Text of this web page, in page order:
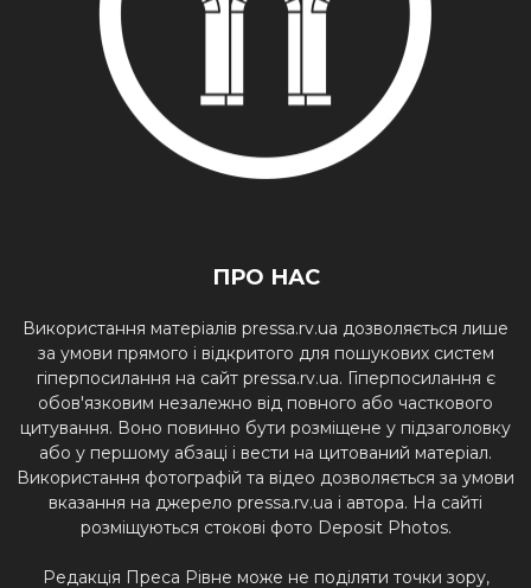
ПРО НАС
Використання матеріалів pressa.rv.ua дозволяється лише
за умови прямого і відкритого для пошукових систем
гіперпосилання на сайт pressa.rv.ua. Гіперпосилання є
обов'язковим незалежно від повного або часткового
цитування. Воно повинно бути розміщене у підзаголовку
або у першому абзаці і вести на цитований матеріал.
Використання фотографій та відео дозволяється за умови
вказання на джерело pressa.rv.ua і автора. На сайті
розміщуються стокові фото Deposit Photos.
Редакція Преса Рівне може не поділяти точки зору,